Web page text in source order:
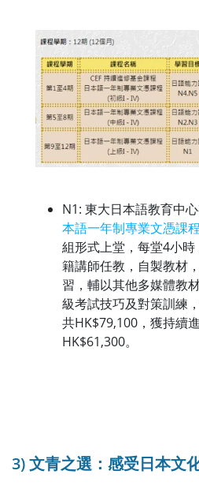
N1: 東大日本語教育中
本語一年制專業文憑課程
組形式上堂，每堂4小
籍講師任教，自製教材
習，輔以其他多媒體教
級考試技巧及對策訓練
共HK$79,100，獲持續
HK$61,300。
3) 文青之選：感受日本文